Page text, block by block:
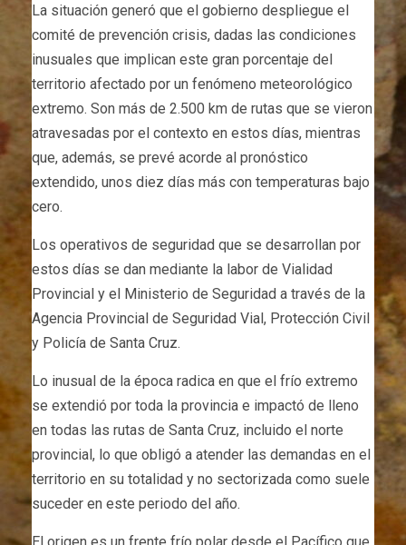
La situación generó que el gobierno despliegue el
comité de prevención crisis, dadas las condiciones
inusuales que implican este gran porcentaje del
territorio afectado por un fenómeno meteorológico
extremo. Son más de 2.500 km de rutas que se vieron
atravesadas por el contexto en estos días, mientras
que, además, se prevé acorde al pronóstico
extendido, unos diez días más con temperaturas bajo
cero.
Los operativos de seguridad que se desarrollan por
estos días se dan mediante la labor de Vialidad
Provincial y el Ministerio de Seguridad a través de la
Agencia Provincial de Seguridad Vial, Protección Civil
y Policía de Santa Cruz.
Lo inusual de la época radica en que el frío extremo
se extendió por toda la provincia e impactó de lleno
en todas las rutas de Santa Cruz, incluido el norte
provincial, lo que obligó a atender las demandas en el
territorio en su totalidad y no sectorizada como suele
suceder en este periodo del año.